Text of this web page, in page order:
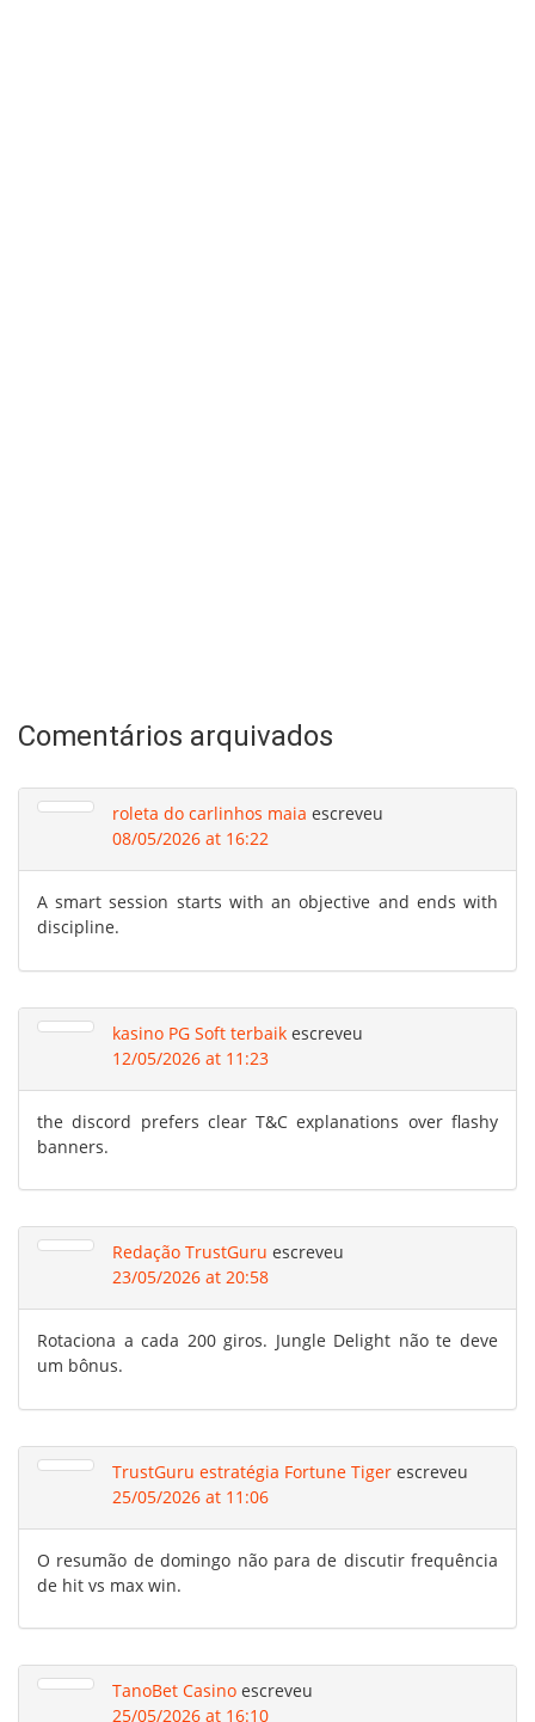
Comentários arquivados
roleta do carlinhos maia escreveu
08/05/2026 at 16:22
A smart session starts with an objective and ends with
discipline.
kasino PG Soft terbaik escreveu
12/05/2026 at 11:23
the discord prefers clear T&C explanations over flashy
banners.
Redação TrustGuru escreveu
23/05/2026 at 20:58
Rotaciona a cada 200 giros. Jungle Delight não te deve
um bônus.
TrustGuru estratégia Fortune Tiger escreveu
25/05/2026 at 11:06
O resumão de domingo não para de discutir frequência
de hit vs max win.
TanoBet Casino escreveu
25/05/2026 at 16:10